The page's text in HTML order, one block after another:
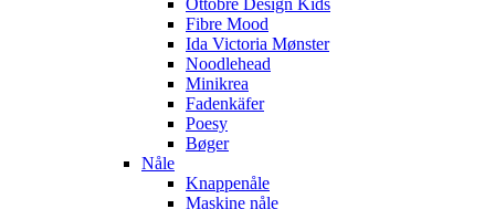
Ottobre Design Kids
Fibre Mood
Ida Victoria Mønster
Noodlehead
Minikrea
Fadenkäfer
Poesy
Bøger
Nåle
Knappenåle
Maskine nåle